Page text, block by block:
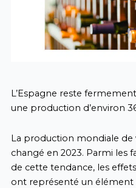
L’Espagne reste
une production d’environ
La production mondiale
changé en 2023. Parmi les
de cette tendance, les
ont représenté un élément